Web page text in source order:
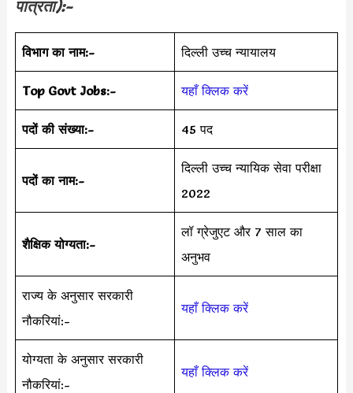
पात्रता):-
विभाग का नाम:- दिल्ली उच्च न्यायालय
Top Govt Jobs:- यहाँ क्लिक करें
पदों की संख्या:- 45 पद
पदों का नाम:-
दिल्ली उच्च न्यायिक सेवा परीक्षा
2022
शैक्षिक योग्यता:-
लॉ ग्रेजुएट और 7 साल का
अनुभव
राज्य के अनुसार सरकारी
नौकरियां:-
यहाँ क्लिक करें
योग्यता के अनुसार सरकारी
नौकरियां:-
यहाँ क्लिक करें